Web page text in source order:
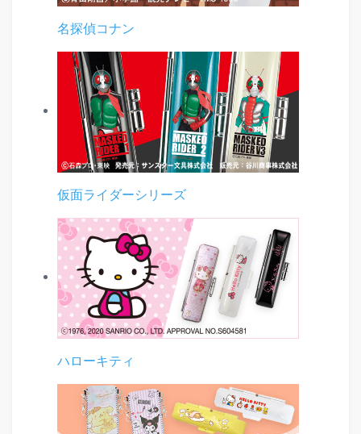
名探偵コナン
仮面ライダーシリーズ
ハローキティ